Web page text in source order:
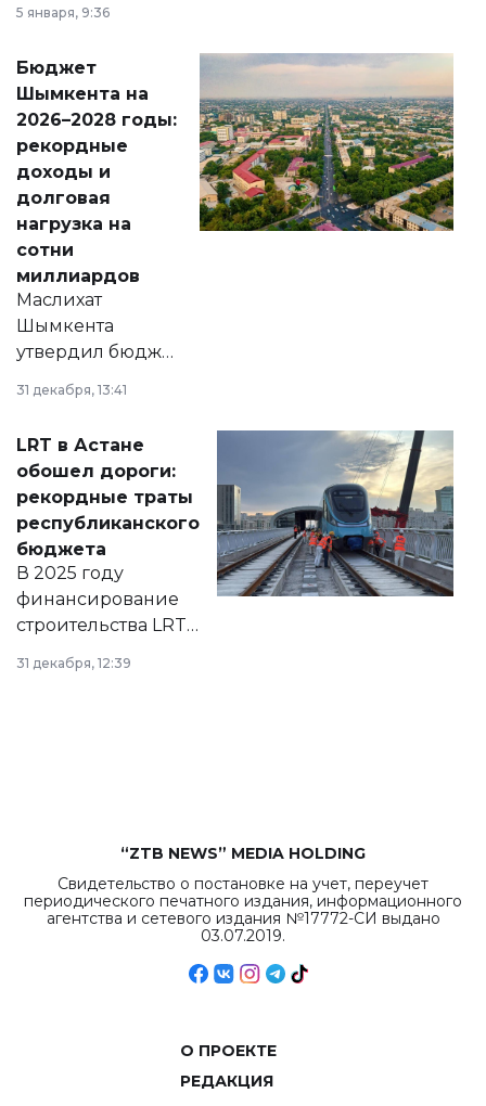
принести
народу
Венесуэлы.
5 января, 9:36
Бюджет
Шымкента на
2026–2028 годы:
рекордные
доходы и
долговая
нагрузка на
сотни
миллиардов
Маслихат
Шымкента
утвердил бюджет
города на 2026–
2028 годы.
документ
появился в базе
нормативных
правовых актов и
на сайте маслихат
города.
31 декабря, 13:41
LRT в Астане
обошел дороги:
рекордные траты
республиканского
бюджета
В 2025 году
финансирование
строительства LRT
в Астане из
республиканского
31 декабря, 12:39
“ZTB NEWS” MEDIA HOLDING
Свидетельство о постановке на учет, переучет
периодического печатного издания, информационного
агентства и сетевого издания №17772-СИ выдано
03.07.2019.
О ПРОЕКТЕ
РЕДАКЦИЯ